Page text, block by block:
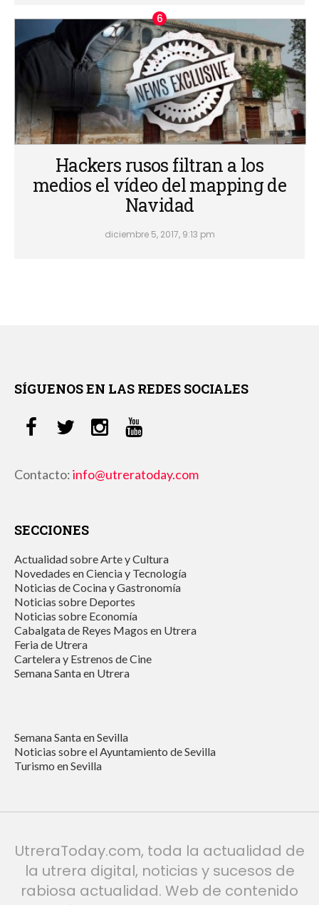
Hackers rusos filtran a los
medios el vídeo del mapping de
Navidad
diciembre 5, 2017, 9:13 pm
SÍGUENOS EN LAS REDES SOCIALES
Contacto:info@utreratoday.com
SECCIONES
Actualidad sobre Arte y Cultura
Novedades en Ciencia y Tecnología
Noticias de Cocina y Gastronomía
Noticias sobre Deportes
Noticias sobre Economía
Cabalgata de Reyes Magos en Utrera
Feria de Utrera
Cartelera y Estrenos de Cine
Semana Santa en Utrera
Semana Santa en Sevilla
Noticias sobre el Ayuntamiento de Sevilla
Turismo en Sevilla
UtreraToday.com, toda la actualidad de
la utrera digital, noticias y sucesos de
rabiosa actualidad. Web de contenido